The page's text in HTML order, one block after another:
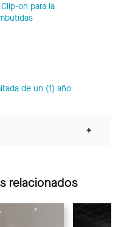
on para la
de un (1) año
+
relacionados